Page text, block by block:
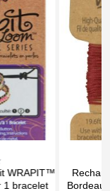
0
out
of
fil d’enroulement
pour kit WRAPIT™